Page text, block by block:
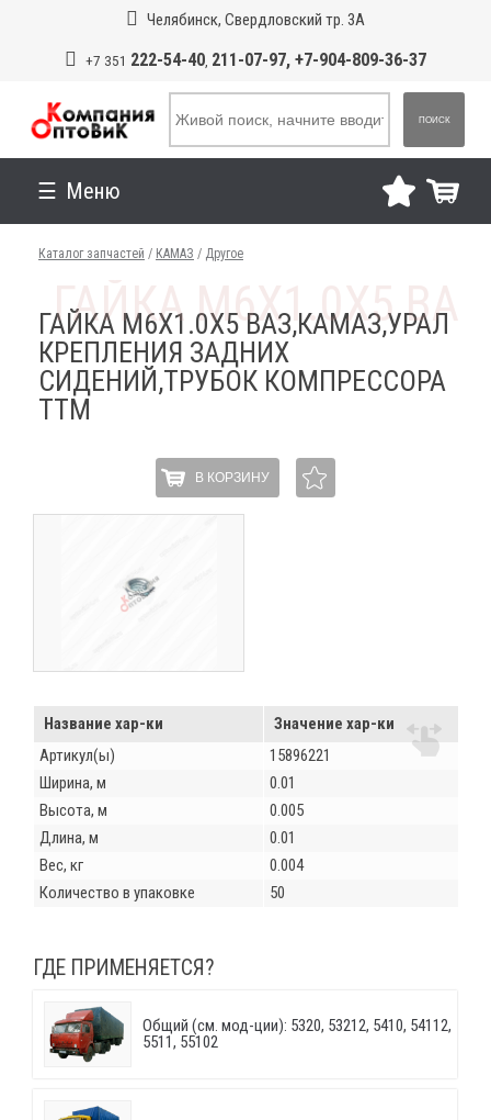
Челябинск, Свердловский тр. 3А
+7 351 222-54-40, 211-07-97, +7-904-809-36-37
ПОИСК
Меню
Каталог запчастей / КАМАЗ / Другое
ГАЙКА М6Х1.0Х5 ВАЗ,КАМАЗ,УРАЛ
КРЕПЛЕНИЯ ЗАДНИХ
СИДЕНИЙ,ТРУБОК КОМПРЕССОРА
ТТМ
В КОРЗИНУ
Название хар-ки
Значение хар-ки
Артикул(ы)
15896221
Ширина, м
0.01
Высота, м
0.005
Длина, м
0.01
Вес, кг
0.004
Количество в упаковке
50
ГДЕ ПРИМЕНЯЕТСЯ?
Общий (см. мод-ции): 5320, 53212, 5410, 54112,
5511, 55102